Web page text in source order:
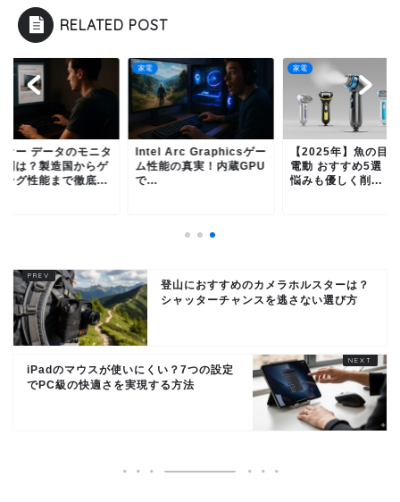
RELATED POST
オー データのモニタ
判は？製造国からゲ
ング性能まで徹底...
家電
Intel Arc Graphicsゲー
ム性能の真実！内蔵GPU
で...
家電
【2025年】魚の目
電動 おすすめ5選｜
悩みも優しく削...
登山におすすめのカメラホルスターは？
シャッターチャンスを逃さない選び方
iPadのマウスが使いにくい？7つの設定
でPC級の快適さを実現する方法